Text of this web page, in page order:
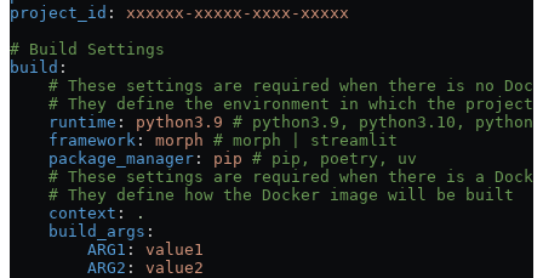
project_id : xxxxxx-xxxxx-xxxx-xxxxx
# Build Settings
build :
# These settings are required when there is no
# They define the environment in which the project
    runtime
: python3.9 # python3.9, python3.10,
    framework
: morph # morph | streamlit
    package_manager
: pip # pip, poetry, uv
# These settings are required when there is a
    # They define how the Docker image will be built
    context
:
.
    build_args
:
        ARG1
: value1
        ARG2
: value2